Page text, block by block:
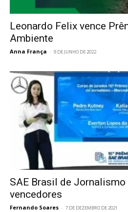
Leonardo Felix vence
Ambiente
Anna França - 9 DE JUNHO DE 2022
SAE Brasil de Jornalismo
vencedores
Fernando Soares - 7 DE DEZEMBRO DE 2021